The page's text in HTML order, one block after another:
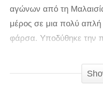
αγώνων από τη
μέρος σε μια πολύ απλή
φάρσα. Υποδύθηκε την
δουλειά και δεν τα
πείσει έναν υποψήφιο